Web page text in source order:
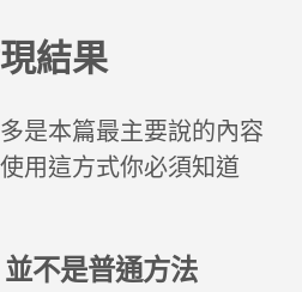
結果
是本篇最主要說的內容
用這方式你必須知道
不是普通方法